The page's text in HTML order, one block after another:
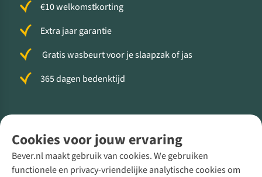
Cookies voor jouw ervaring
Bever.nl maakt gebruik van cookies. We gebruiken
functionele en privacy-vriendelijke analytische cookies om
€10 welkomstkorting
Extra jaar garantie
Gratis wasbeurt voor je slaapzak of jas
365 dagen bedenktijd